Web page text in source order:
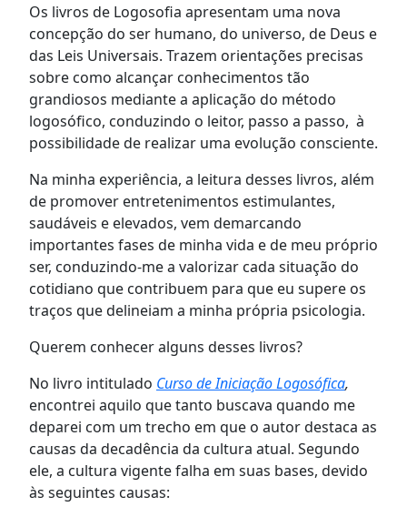
Os livros de Logosofia apresentam uma nova
concepção do ser humano, do universo, de Deus e
das Leis Universais. Trazem orientações precisas
sobre como alcançar conhecimentos tão
grandiosos mediante a aplicação do método
logosófico, conduzindo o leitor, passo a passo, à
possibilidade de realizar uma evolução consciente.
Na minha experiência, a leitura desses livros, além
de promover entretenimentos estimulantes,
saudáveis e elevados, vem demarcando
importantes fases de minha vida e de meu próprio
ser, conduzindo-me a valorizar cada situação do
cotidiano que contribuem para que eu supere os
traços que delineiam a minha própria psicologia.
Querem conhecer alguns desses livros?
No livro intitulado Curso de Iniciação Logosófica,
encontrei aquilo que tanto buscava quando me
deparei com um trecho em que o autor destaca as
causas da decadência da cultura atual. Segundo
ele, a cultura vigente falha em suas bases, devido
às seguintes causas: